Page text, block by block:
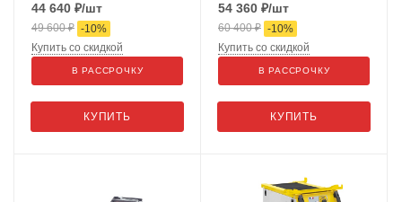
44 640 ₽/шт
49 600₽ -10%
КУПИТЬ
Купить со скидкой
В РАССРОЧКУ
54 360 ₽/шт
60 400₽ -10%
КУПИТЬ
Купить со скидкой
В РАССРОЧКУ